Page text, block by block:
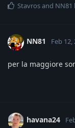
Stavrosand NN81
NN81 Feb 12,
per la maggiore
havana24